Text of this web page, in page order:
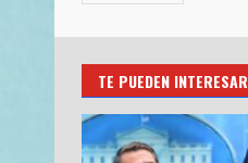
TE PUEDEN INTERESAR